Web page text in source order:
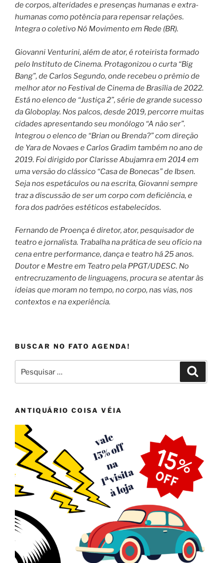
de corpos, alteridades e presenças humanas e extra-
humanas como potência para repensar relações.
Integra o coletivo Nó Movimento em Rede (BR).
Giovanni Venturini, além de ator, é roteirista formado
pelo Instituto de Cinema. Protagonizou o curta “Big
Bang”, de Carlos Segundo, onde recebeu o prêmio de
melhor ator no Festival de Cinema de Brasília de 2022.
Está no elenco de “Justiça 2”, série de grande sucesso
da Globoplay. Nos palcos, desde 2019, percorre muitas
cidades apresentando seu monólogo “A não ser”.
Integrou o elenco de “Brian ou Brenda?” com direção
de Yara de Novaes e Carlos Gradim também no ano de
2019. Foi dirigido por Clarisse Abujamra em 2014 em
uma versão do clássico “Casa de Bonecas” de Ibsen.
Seja nos espetáculos ou na escrita, Giovanni sempre
traz a discussão de ser um corpo com deficiência, e
fora dos padrões estéticos estabelecidos.
Fernando de Proença é diretor, ator, pesquisador de
teatro e jornalista. Trabalha na prática de seu ofício na
cena entre performance, dança e teatro há 25 anos.
Doutor e Mestre em Teatro pela PPGT/UDESC. No
entrecruzamento de linguagens, procura se atentar às
ideias que moram no tempo, no corpo, nas vias, nos
contextos e na experiência.
BUSCAR NO FATO AGENDA!
por:
ANTIQUÁRIO COISA VÉIA